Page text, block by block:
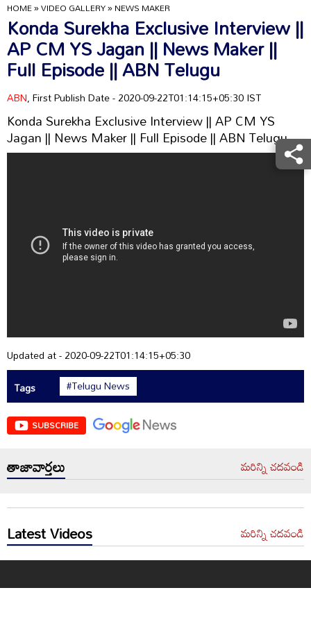
HOME»VIDEO GALLERY»NEWS MAKER
Konda Surekha Exclusive Interview ||
AP CM YS Jagan || News Maker ||
Full Episode || ABN Telugu
ABN, First Publish Date - 2020-09-22T01:14:15+05:30 IST
Konda Surekha Exclusive Interview || AP CM YS
Jagan || News Maker || Full Episode || ABN Telugu
Updated at - 2020-09-22T01:14:15+05:30
Tags
#Telugu News
SUBSCRIBE
తాజావార్తలు మరిన్ని చదవండి
Latest Videos మరిన్ని చదవండి